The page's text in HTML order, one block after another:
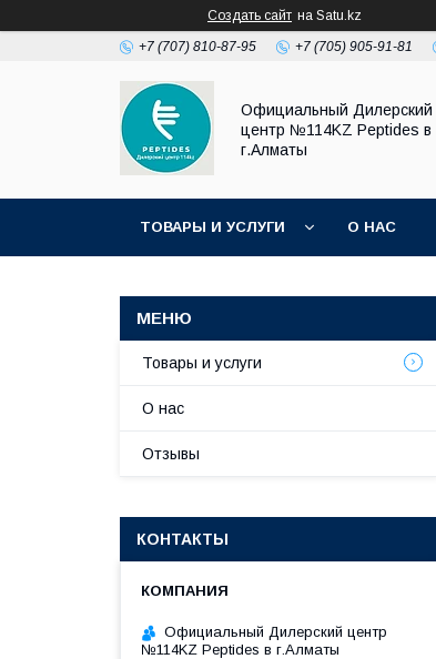
Создать сайт на Satu.kz
+7 (707) 810-87-95 +7 (705) 905-91-81
Официальный Дилерский
центр №114KZ Peptides в
г.Алматы
ТОВАРЫ И УСЛУГИ О НАС
Товары и услуги
О нас
Отзывы
КОНТАКТЫ
Официальный Дилерский центр
№114KZ Peptides в г.Алматы